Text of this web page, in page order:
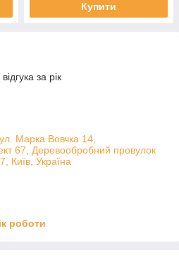
Купити
за рік
Марка Вовчка 14,
67, Деревообробний провулок
Київ, Україна
роботи